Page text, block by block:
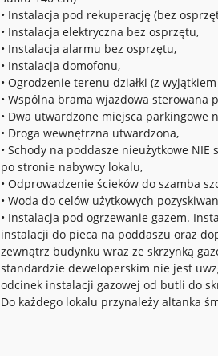
• Instalacja pod rekuperację (bez
• Instalacja elektryczna bez osprzętu,
• Instalacja alarmu bez osprzętu,
• Instalacja domofonu,
• Ogrodzenie terenu działki (z
• Wspólna brama wjazdowa sterowana
• Dwa utwardzone miejsca parkingowe
• Droga wewnętrzna utwardzona,
• Schody na poddasze nieużytkowe
po stronie nabywcy lokalu,
• Odprowadzenie ścieków do szamba
• Woda do celów użytkowych
• Instalacja pod ogrzewanie gazem.
instalacji do pieca na poddaszu oraz
zewnątrz budynku wraz ze skrzynką
standardzie deweloperskim nie jest
odcinek instalacji gazowej od butli do
Do każdego lokalu przynależy altanka